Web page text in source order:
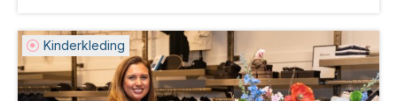
Kinderkleding